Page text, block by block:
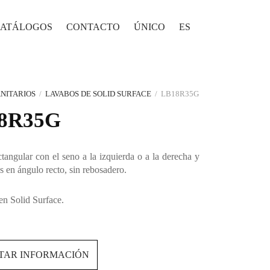
CONTACTO ÚNICO ES
/ LAVABOS DE SOLID SURFACE / LB18R35G
con el seno a la izquierda o a la derecha y
en ángulo recto, sin rebosadero.
Solid Surface.
INFORMACIÓN